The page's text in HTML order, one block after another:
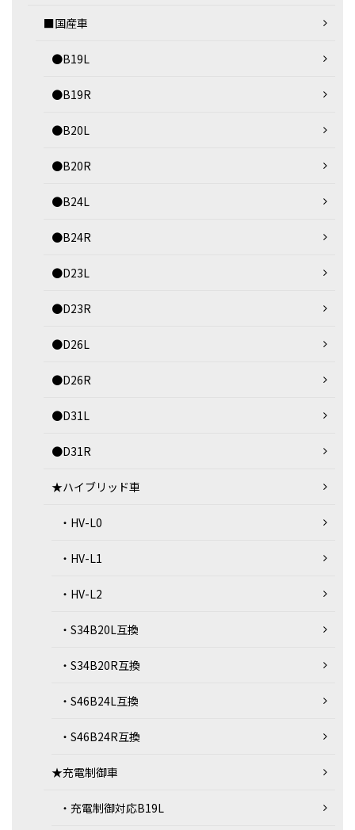
■国産車
●B19L
●B19R
●B20L
●B20R
●B24L
●B24R
●D23L
●D23R
●D26L
●D26R
●D31L
●D31R
★ハイブリッド車
・HV-L0
・HV-L1
・HV-L2
・S34B20L互換
・S34B20R互換
・S46B24L互換
・S46B24R互換
★充電制御車
・充電制御対応B19L